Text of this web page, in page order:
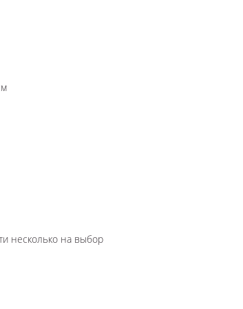
несколько на выбор